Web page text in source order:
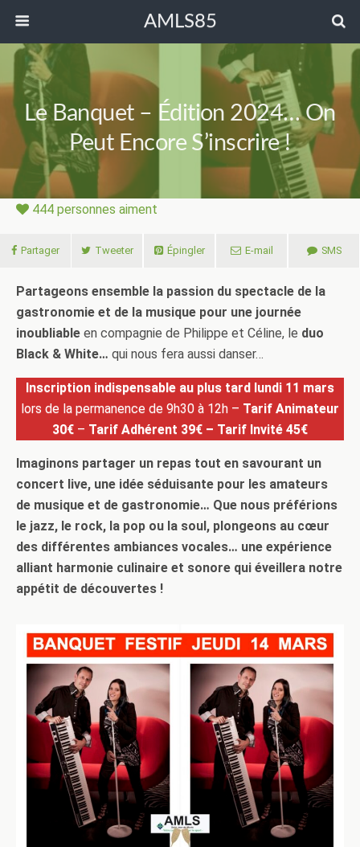
AMLS85
Le Banquet – Édition 2024… On
Peut Encore S’inscrire !
444 personnes aiment
Partager Tweeter Épingler E-mail SMS
Partageons ensemble la passion du spectacle de la
gastronomie et de la musique pour une journée
inoubliable en compagnie de Philippe et Céline, le duo
Black & White… qui nous fera aussi danser…
Inscription indispensable au plus tard lundi 11 mars
lors de la permanence de 9h30 à 12h – Tarif Animateur
30€ – Tarif Adhérent 39€ – Tarif Invité 45€
Imaginons partager un repas tout en savourant un
concert live, une idée séduisante pour les amateurs
de musique et de gastronomie… Que nous préférions
le jazz, le rock, la pop ou la soul, plongeons au cœur
des différentes ambiances vocales… une expérience
alliant harmonie culinaire et sonore qui éveillera notre
appétit de découvertes !